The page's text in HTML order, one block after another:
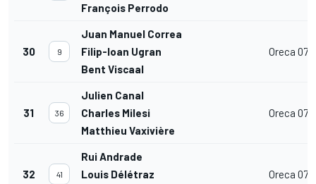
François Perrodo
30 9
Juan Manuel Correa
Filip-Ioan Ugran
Bent Viscaal
Oreca 07
31 36
Julien Canal
Charles Milesi
Matthieu Vaxivière
Oreca 07
32 41
Rui Andrade
Louis Délétraz
Oreca 07